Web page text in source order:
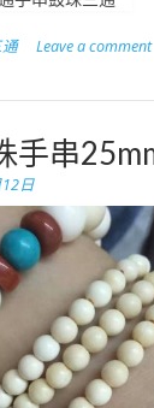
Leave a comment
手串
日